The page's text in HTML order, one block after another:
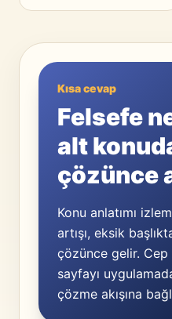
Kısa cevap
Felsefe
alt
çözünce
Konu anlatımı
artışı, eksik
çözünce gelir. Cep
sayfayı
çözme akışına